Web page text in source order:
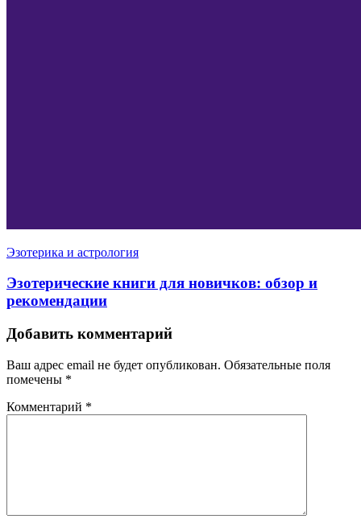
Эзотерика и астрология
Эзотерические книги для новичков: обзор и
рекомендации
Добавить комментарий
Ваш адрес email не будет опубликован. Обязательные поля
помечены *
Комментарий *